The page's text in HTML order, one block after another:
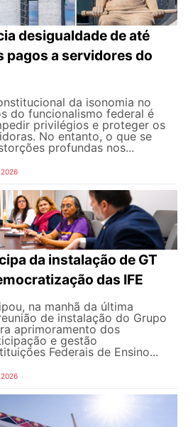
desigualdade de até
pagos a servidores do
da isonomia no
do funcionalismo federal é
privilégios e proteger os
No entanto, o que se
profundas nos...
da instalação de GT
das IFE
na manhã da última
de instalação do Grupo
aprimoramento dos
e gestão
Federais de Ensino...